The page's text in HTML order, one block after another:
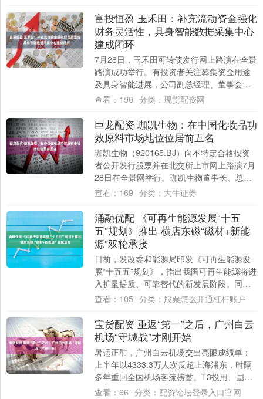
富投恒盈 玉禾田：补充流动资金强化
财务灵活性，具身智能数据采集中心
建成闭环
7月28日，玉禾田可转债发行网上路演在全景
路演成功举行。有投资者关注募集资金用途
及具身智能进展，公司副总经理、董事会秘
书张卫滨回应称，本次可转债拟投入35,34....
查看： 190 分类： 现货配资网
巨龙配资 珈凯生物：在中国化妆品功
效原料市场地位位居前五名
珈凯生物（920165.BJ）向不特定合格投资
者公开发行股票并在北交所上市网上路演7月
28日在全景网举行。珈凯生物董事长、总经
理田军表示，公司设立以来，始终专注....
查看： 169 分类： 大牛证券
涌融优配 《可再生能源发展“十五
五”规划》推出 横店东磁“磁材+新能
源”双轮承接
日前，发改委和能源局印发《可再生能源发
展“十五五”规划》，指出我国可再生能源将进
入扩量提质、可靠替代的新发展阶段。同
时，《规划》明确提出2030年，可再生能源
查看： 105 分类： 股票怎么开通杠杆账户
宝货配资 重返“第一”之后，广州白云
机场“守城战”才刚开始
暑运正酣，广州白云机场交出亮眼成绩单：
上半年以4333.3万人次反超上海浦东，时隔
多年重回全国机场客流榜首。T3投用、国际
航线加密、空铁联运上线——硬件与政策
查看： 66 分类： 配资论坛登录入口官网